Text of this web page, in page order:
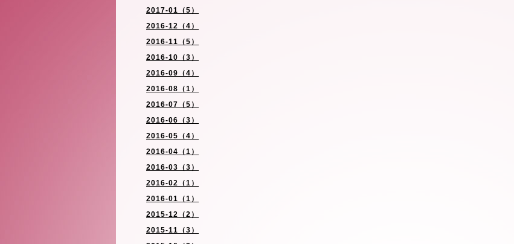
2017-01（5）
2016-12（4）
2016-11（5）
2016-10（3）
2016-09（4）
2016-08（1）
2016-07（5）
2016-06（3）
2016-05（4）
2016-04（1）
2016-03（3）
2016-02（1）
2016-01（1）
2015-12（2）
2015-11（3）